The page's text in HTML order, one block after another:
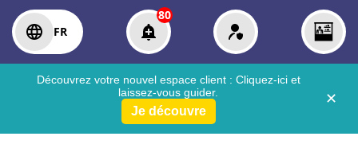
FR
80
Découvrez votre nouvel espace client : Cliquez-ici et
laissez-vous guider.
Je découvre
✕